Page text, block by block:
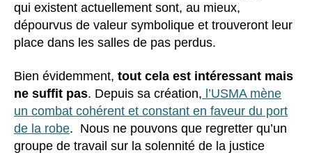
qui existent actuellement sont, au mieux,
dépourvus de valeur symbolique et trouveront leur
place dans les salles de pas perdus.
Bien évidemment, tout cela est intéressant mais
ne suffit pas. Depuis sa création, l’USMA mène
un combat cohérent et constant en faveur du port
de la robe. Nous ne pouvons que regretter qu’un
groupe de travail sur la solennité de la justice